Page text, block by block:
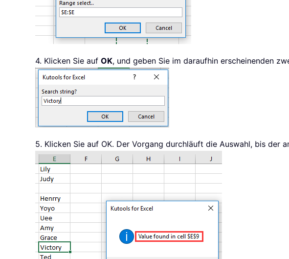
4. Klicken Sie auf OK, und geben Sie im daraufhin erscheinenden
5. Klicken Sie auf OK. Der Vorgang durchläuft die Auswahl, bis der